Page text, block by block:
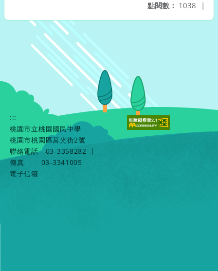
點閱數： 1038 |
:::
桃園市立桃園國民中學
桃園市桃園區莒光街2號
聯絡電話
03-3358282
|
傳真
03-3341005
電子信箱